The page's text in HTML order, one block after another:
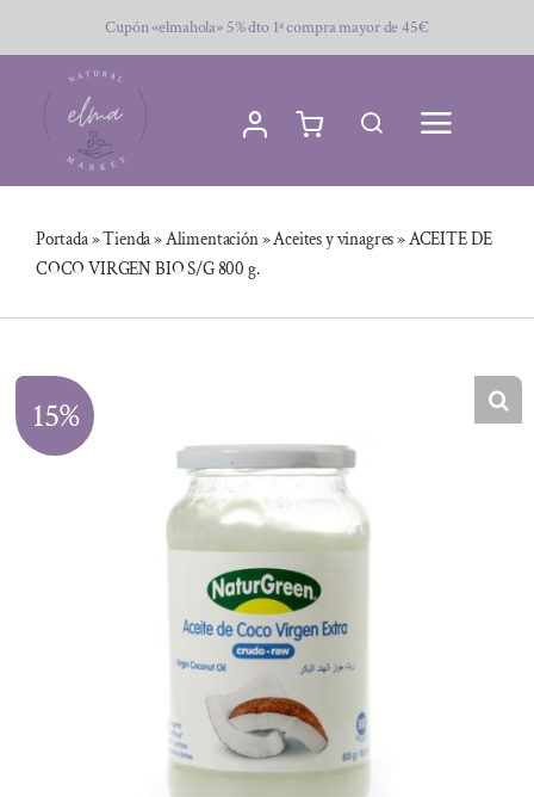
al
contenido
Cupón «elmahola» 5% dto 1ª compra mayor de 45€
Portada»Tienda»Alimentación»Aceites y vinagres»ACEITE DE
COCO VIRGEN BIO S/G 800 g.
15%